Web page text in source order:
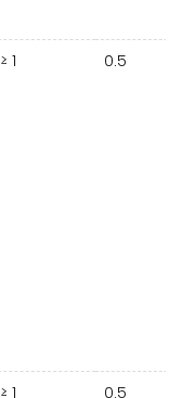
≥ 1 0.5
≥ 1 0.5